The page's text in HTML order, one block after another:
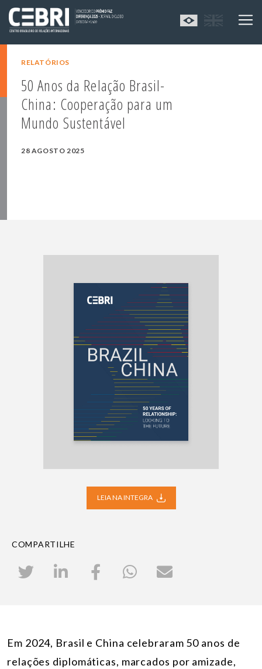
RELATÓRIOS
50 Anos da Relação Brasil-
China: Cooperação para um
Mundo Sustentável
28 AGOSTO 2025
LEIA NA INTEGRA
COMPARTILHE
Em 2024, Brasil e China celebraram 50 anos de
relações diplomáticas, marcados por amizade,